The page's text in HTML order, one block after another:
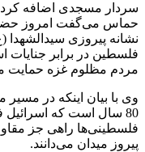
سردار مسجدی اضافه کرد:
حماس می‌گفت امروز حضور
نشانه پیروزی سیدالشهدا
فلسطین در برابر جنایات
مردم مظلوم غزه حمایت
وی با بیان اینکه در مسیر
80 سال است که
فلسطینی‌ها راهی جز
پیروز میدان می‌دانند.